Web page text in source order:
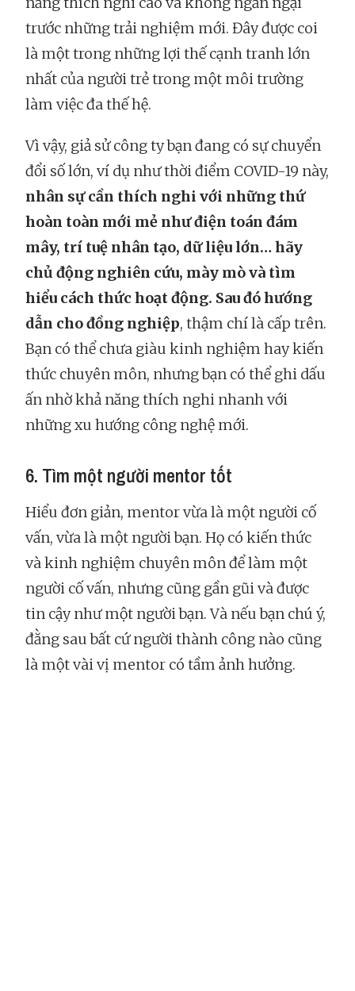
trước những trải nghiệm mới. Đây được coi
là một trong những lợi thế cạnh tranh lớn
nhất của người trẻ trong một môi trường
làm việc đa thế hệ.
Vì vậy, giả sử công ty bạn đang có sự chuyển
đổi số lớn, ví dụ như thời điểm COVID-19 này,
nhân sự cần thích nghi với những thứ
hoàn toàn mới mẻ như điện toán đám
mây, trí tuệ nhân tạo, dữ liệu lớn… hãy
chủ động nghiên cứu, mày mò và tìm
hiểu cách thức hoạt động. Sau đó hướng
dẫn cho đồng nghiệp, thậm chí là cấp trên.
Bạn có thể chưa giàu kinh nghiệm hay kiến
thức chuyên môn, nhưng bạn có thể ghi dấu
ấn nhờ khả năng thích nghi nhanh với
những xu hướng công nghệ mới.
6. Tìm một người mentor tốt
Hiểu đơn giản, mentor vừa là một người cố
vấn, vừa là một người bạn. Họ có kiến thức
và kinh nghiệm chuyên môn để làm một
người cố vấn, nhưng cũng gần gũi và được
tin cậy như một người bạn. Và nếu bạn chú ý,
đằng sau bất cứ người thành công nào cũng
là một vài vị mentor có tầm ảnh hưởng.